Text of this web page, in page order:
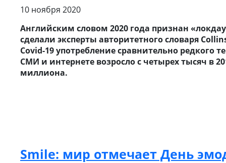
10 ноября 2020
Английским словом 2020 года признан
сделали эксперты авторитетного словаря
Covid-19 употребление сравнительно редкого
СМИ и интернете возросло с четырех тысяч в
миллиона.
Smile: мир отмечает День